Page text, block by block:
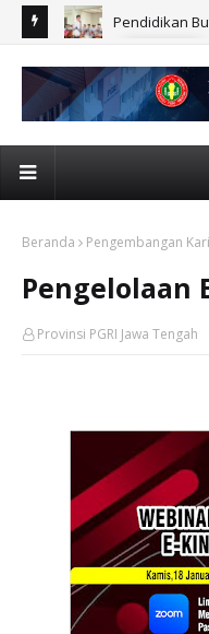
Pendidikan
Beranda Pengembangan
Pengelolaan
Provinsi PGRI Jawa Tengah